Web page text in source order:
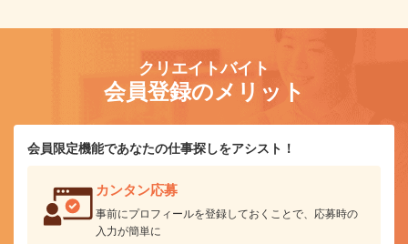
クリエイトバイト
会員登録のメリット
会員限定機能であなたの仕事探しをアシスト！
カンタン応募
事前にプロフィールを登録しておくことで、応募時の
入力が簡単に